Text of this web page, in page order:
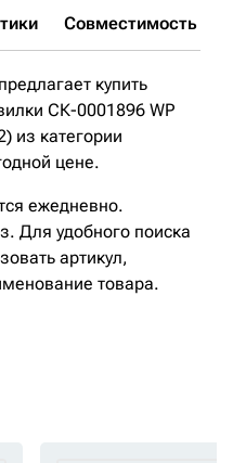
Совместимость
купить
СК-0001896 WP
из категории
цене.
ежедневно.
Для удобного поиска
артикул,
товара.